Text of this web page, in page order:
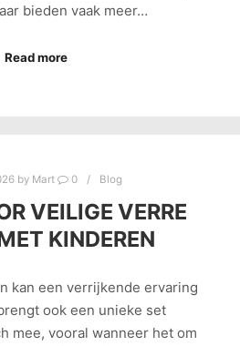
bieden vaak meer…
Read more
by Mart 0 Blog
VEILIGE VERRE
KINDEREN
kan een verrijkende ervaring
ook een unieke set
mee, vooral wanneer het om